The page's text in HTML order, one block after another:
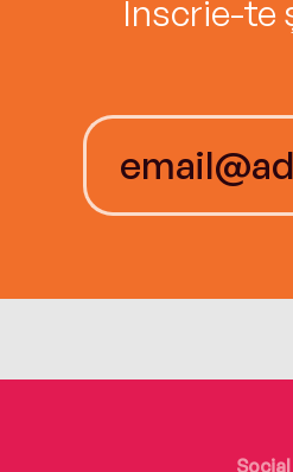
Înscrie-te